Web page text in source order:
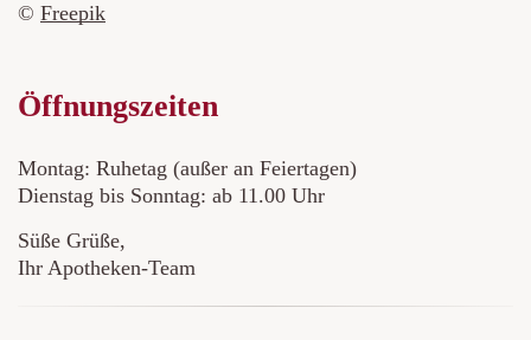
© Freepik
Öffnungszeiten
Montag: Ruhetag (außer an Feiertagen)
Dienstag bis Sonntag: ab 11.00 Uhr
Süße Grüße,
Ihr Apotheken-Team